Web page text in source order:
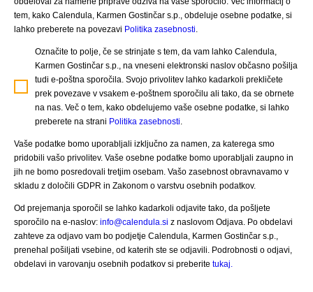
tem, kako Calendula, Karmen Gostinčar s.p., obdeluje osebne podatke, si
lahko preberete na povezavi Politika zasebnosti.
Označite to polje, če se strinjate s tem, da vam lahko Calendula,
Karmen Gostinčar s.p., na vneseni elektronski naslov občasno pošilja
tudi e-poštna sporočila. Svojo privolitev lahko kadarkoli prekličete
prek povezave v vsakem e-poštnem sporočilu ali tako, da se obrnete
na nas. Več o tem, kako obdelujemo vaše osebne podatke, si lahko
preberete na strani Politika zasebnosti.
Vaše podatke bomo uporabljali izključno za namen, za katerega smo
pridobili vašo privolitev. Vaše osebne podatke bomo uporabljali zaupno in
jih ne bomo posredovali tretjim osebam. Vašo zasebnost obravnavamo v
skladu z določili GDPR in Zakonom o varstvu osebnih podatkov.
Od prejemanja sporočil se lahko kadarkoli odjavite tako, da pošljete
sporočilo na e-naslov: info@calendula.si z naslovom Odjava. Po obdelavi
zahteve za odjavo vam bo podjetje Calendula, Karmen Gostinčar s.p.,
prenehal pošiljati vsebine, od katerih ste se odjavili. Podrobnosti o odjavi,
obdelavi in varovanju osebnih podatkov si preberite tukaj.